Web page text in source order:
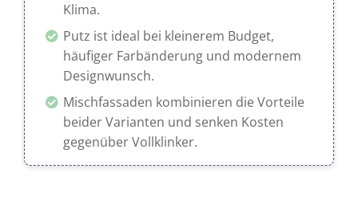
Klima.
Putz ist ideal bei kleinerem Budget,
häufiger Farbänderung und modernem
Designwunsch.
Mischfassaden kombinieren die Vorteile
beider Varianten und senken Kosten
gegenüber Vollklinker.